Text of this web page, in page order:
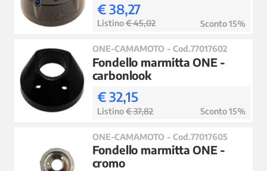
€ 38,27
Listino€ 45,02 Sconto 15%
ONE-CAMAMOTO - Cod.77017602
Fondello marmitta ONE -
carbonlook
€ 32,15
Listino€ 37,82 Sconto 15%
ONE-CAMAMOTO - Cod.77017605
Fondello marmitta ONE -
cromo